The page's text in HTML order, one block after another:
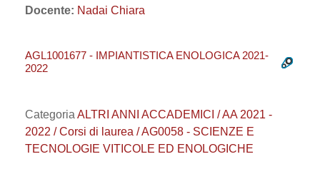
Docente: Nadai Chiara
AGL1001677 - IMPIANTISTICA ENOLOGICA 2021-
2022
Categoria ALTRI ANNI ACCADEMICI / AA 2021 -
2022 / Corsi di laurea / AG0058 - SCIENZE E
TECNOLOGIE VITICOLE ED ENOLOGICHE